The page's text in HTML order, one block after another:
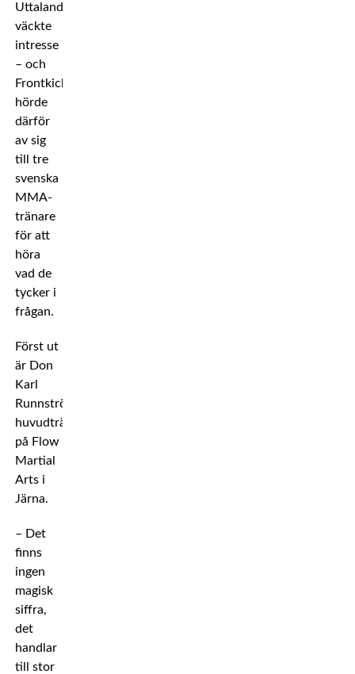
Uttalandet
väckte
intresse
– och
Frontkick
hörde
därför
av sig
till tre
svenska
MMA-
tränare
för att
höra
vad de
tycker i
frågan.
Först ut
är Don
Karl
Runnström,
huvudtränare
på Flow
Martial
Arts i
Järna.
– Det
finns
ingen
magisk
siffra,
det
handlar
till stor